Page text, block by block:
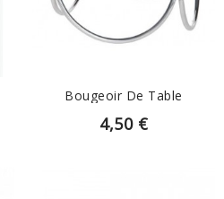
EN SAVOIR PLUS
Bougeoir De Table
4,50 €